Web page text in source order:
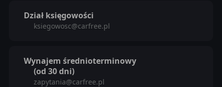
Dział księgowości
ksiegowosc@carfree.pl
Wynajem średnioterminowy
(od 30 dni)
zapytania@carfree.pl